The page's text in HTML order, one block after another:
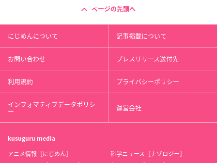
ページの先頭へ
にじめんについて 記事掲載について
お問い合わせ プレスリリース送付先
利用規約 プライバシーポリシー
インフォマティブデータポリシ
ー 運営会社
kusuguru media
アニメ情報［にじめん］
科学ニュース［ナゾロジー］